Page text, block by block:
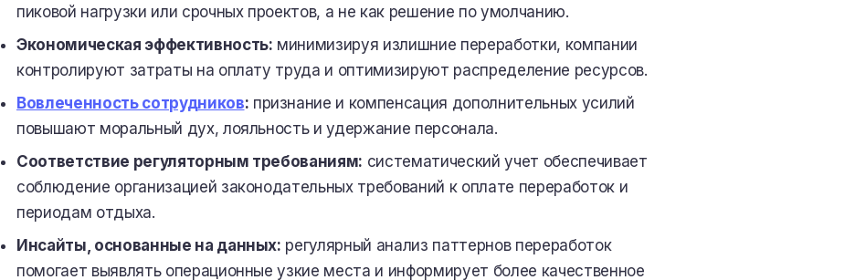
пиковой нагрузки или срочных проектов, а не как решение по умолчанию.
Экономическая эффективность: минимизируя излишние переработки, компании
контролируют затраты на оплату труда и оптимизируют распределение ресурсов.
Вовлеченность сотрудников: признание и компенсация дополнительных усилий
повышают моральный дух, лояльность и удержание персонала.
Соответствие регуляторным требованиям: систематический учет обеспечивает
соблюдение организацией законодательных требований к оплате переработок и
периодам отдыха.
Инсайты, основанные на данных: регулярный анализ паттернов переработок
помогает выявлять операционные узкие места и информирует более качественное